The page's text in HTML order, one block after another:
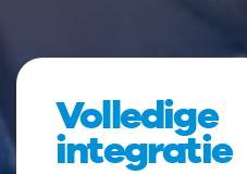
Volledige
integratie